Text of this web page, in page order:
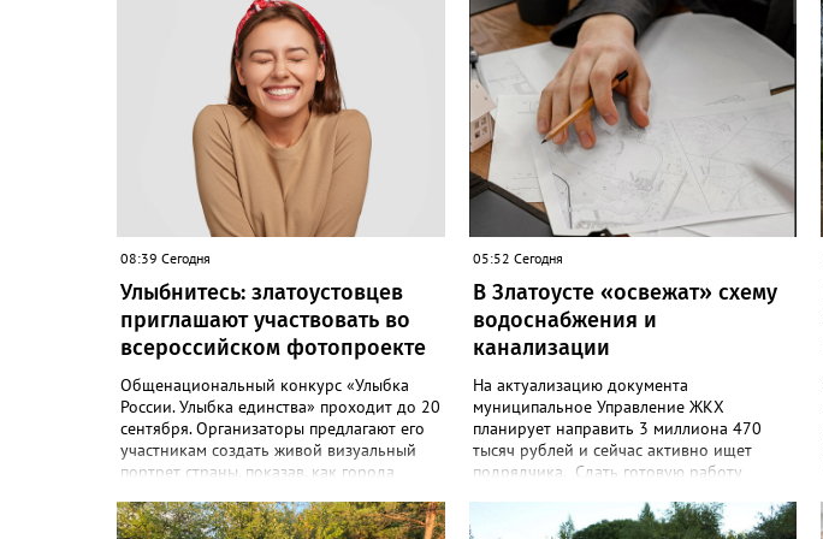
08:39 Сегодня
Улыбнитесь: златоустовцев
приглашают участвовать во
всероссийском фотопроекте
Общенациональный конкурс «Улыбка
России. Улыбка единства» проходит до 20
сентября. Организаторы предлагают его
участникам создать живой визуальный
портрет страны, показав, как города
персональную «Карту улыбок». «Чтобы
05:52 Сегодня
В Златоусте «освежат» схему
водоснабжения и
канализации
На актуализацию документа
муниципальное Управление ЖКХ
планирует направить 3 миллиона 470
тысяч рублей и сейчас активно ищет
подрядчика. Сдать готовую работу
до 10 декабря этого года. В техническом